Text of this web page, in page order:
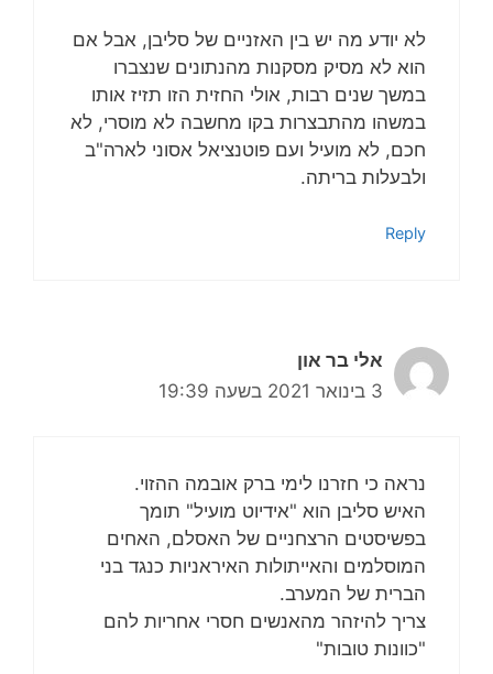
לא יודע מה יש בין האזניים של סליבן, אבל אם
הוא לא מסיק מסקנות מהנתונים שנצברו
במשך שנים רבות, אולי החזית הזו תזיז אותו
במשהו מהתבצרות בקו מחשבה לא מוסרי, לא
חכם, לא מועיל ועם פוטנציאל אסוני לארה"ב
ולבעלות בריתה.
Reply
אלי בר און
3 בינואר 2021 בשעה 19:39
נראה כי חזרנו לימי ברק אובמה ההזוי.
האיש סליבן הוא "אידיוט מועיל" תומך
בפשיסטים הרצחניים של האסלם, האחים
המוסלמים והאייתולות האיראניות כנגד בני
הברית של המערב.
צריך להיזהר מהאנשים חסרי אחריות להם
"כוונות טובות"